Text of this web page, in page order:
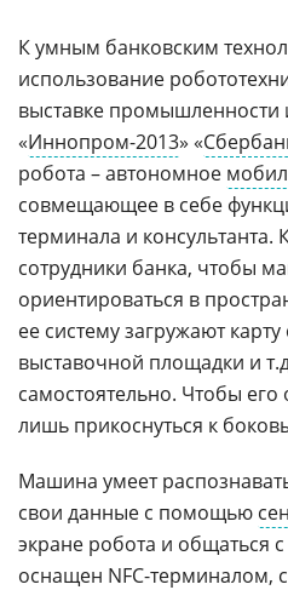
К умным банковским
использование
выставке промышленности
«Иннопром-2013» «
робота – автономное
совмещающее в себе
терминала и консультанта.
сотрудники банка, чтобы
ориентироваться в
ее систему загружают
выставочной площадки и
самостоятельно. Чтобы
лишь прикоснуться к
Машина умеет
свои данные с помощью
экране робота и общаться
оснащен NFC-терминалом,